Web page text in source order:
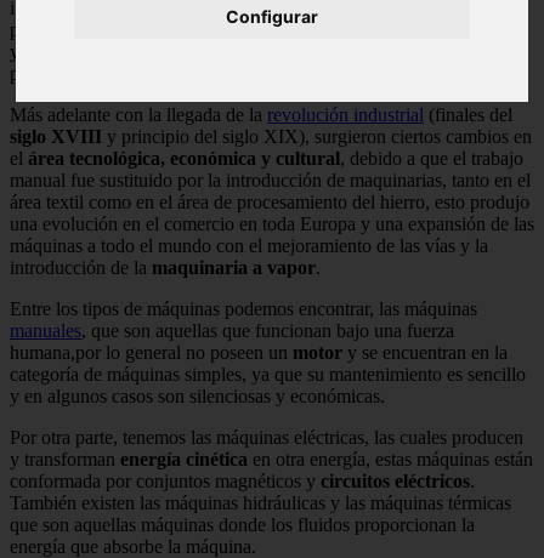
Configurar
inventos tales como
máquinas de aire
paracaida)
maquinas de tierra(automovil, puente,grúa y bicicleta)
y
persiste con ciertas modificaciones en la
Más adelante con la llegada de la revolución industrial (finales del
siglo XVIII y principio del siglo XIX), surgieron ciertos cambios en
el área tecnológica, económica y cultural, debido a que el trabajo
manual fue sustituido por la introducción de maquinarias, tanto en el
área textil como en el área de procesamiento del hierro, esto produjo
una evolución en el comercio en toda Europa y una expansión de las
máquinas a todo el mundo con el mejoramiento de las vías y la
introducción de la maquinaria a vapor.
Entre los tipos de máquinas podemos encontrar, las máquinas
manuales, que son aquellas que funcionan bajo una fuerza
humana,por lo general no poseen un motor y se encuentran en la
categoría de máquinas simples, ya que su mantenimiento es sencillo
y en algunos casos son silenciosas y económicas.
Por otra parte, tenemos las máquinas eléctricas, las cuales producen
y transforman energía cinética en otra energía, estas máquinas están
conformada por conjuntos magnéticos y circuitos eléctricos.
También existen las máquinas hidráulicas y las máquinas térmicas
que son aquellas máquinas donde los fluidos proporcionan la
energía que absorbe la máquina.